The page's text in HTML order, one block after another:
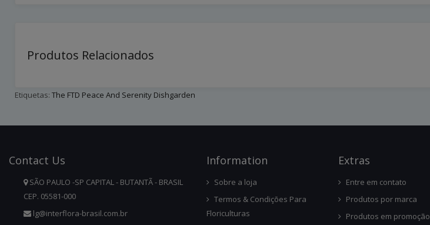
Produtos Relacionados
Etiquetas: The FTD Peace And Serenity Dishgarden
Contact Us
SÃO PAULO -SP CAPITAL - BUTANTÃ - BRASIL
CEP. 05581-000
lg@interflora-brasil.com.br
InforMation
Sobre a loja
Termos & Condições Para
Floriculturas
ExtRas
Entre em contato
Produtos por marca
Produtos em promoção